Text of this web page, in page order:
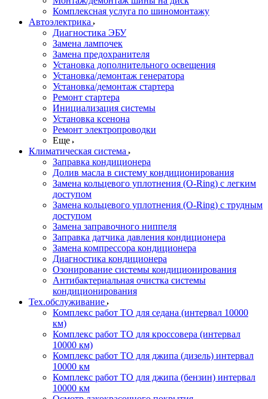
Комплексная услуга по шиномонтажу
Автоэлектрика
Диагностика ЭБУ
Замена лампочек
Замена предохранителя
Установка дополнительного освещения
Установка/демонтаж генератора
Установка/демонтаж стартера
Ремонт стартера
Инициализация системы
Установка ксенона
Ремонт электропроводки
Еще
Климатическая система
Заправка кондиционера
Долив масла в систему кондиционирования
Замена кольцевого уплотнения (O-Ring) с легким
доступом
Замена кольцевого уплотнения (O-Ring) с трудным
доступом
Замена заправочного ниппеля
Заправка датчика давления кондиционера
Замена компрессора кондиционера
Диагностика кондиционера
Озонирование системы кондиционирования
Антибактериальная очистка системы
кондиционирования
Тех.обслуживание
Комплекс работ ТО для седана (интервал 10000
км)
Комплекс работ ТО для кроссовера (интервал
10000 км)
Комплекс работ ТО для джипа (дизель) интервал
10000 км
Комплекс работ ТО для джипа (бензин) интервал
10000 км